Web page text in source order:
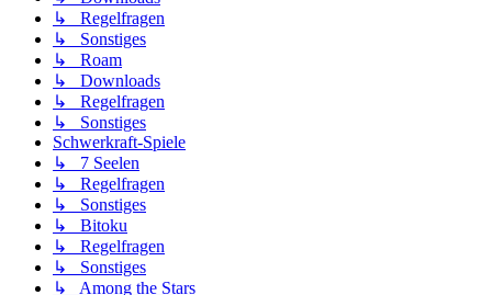
↳ Regelfragen
↳ Sonstiges
↳ Roam
↳ Downloads
↳ Regelfragen
↳ Sonstiges
Schwerkraft-Spiele
↳ 7 Seelen
↳ Regelfragen
↳ Sonstiges
↳ Bitoku
↳ Regelfragen
↳ Sonstiges
↳ Among the Stars